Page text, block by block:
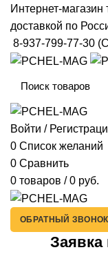
Интернет-магазин
доставкой по
8-937-799-77-30
Войти /
0 Список желаний
0 Сравнить
0 товаров / 0 руб.
ОБРАТНЫЙ ЗВОНОК
Заявка